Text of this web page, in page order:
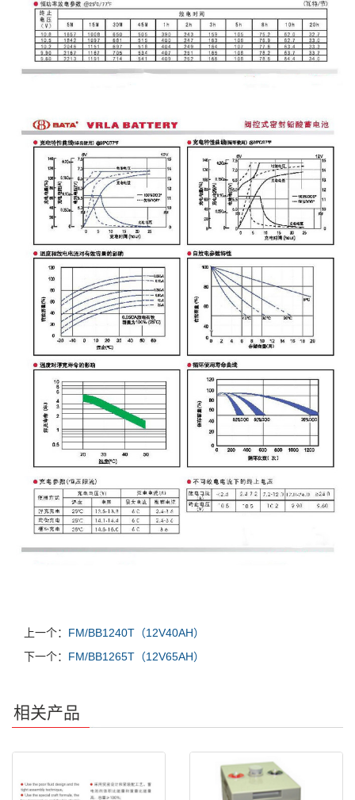
上一个： FM/BB1240T（12V40AH）
下一个： FM/BB1265T（12V65AH）
相关产品